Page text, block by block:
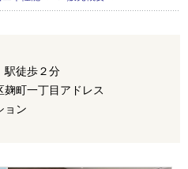
駅徒歩２分
町一丁目アドレス
ョン